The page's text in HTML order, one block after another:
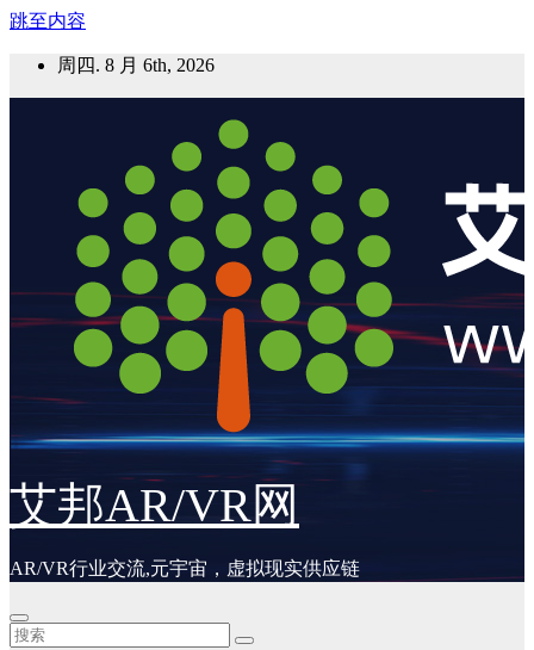
跳至内容
周四. 8 月 6th, 2026
艾邦AR/VR网
AR/VR行业交流,元宇宙，虚拟现实供应链